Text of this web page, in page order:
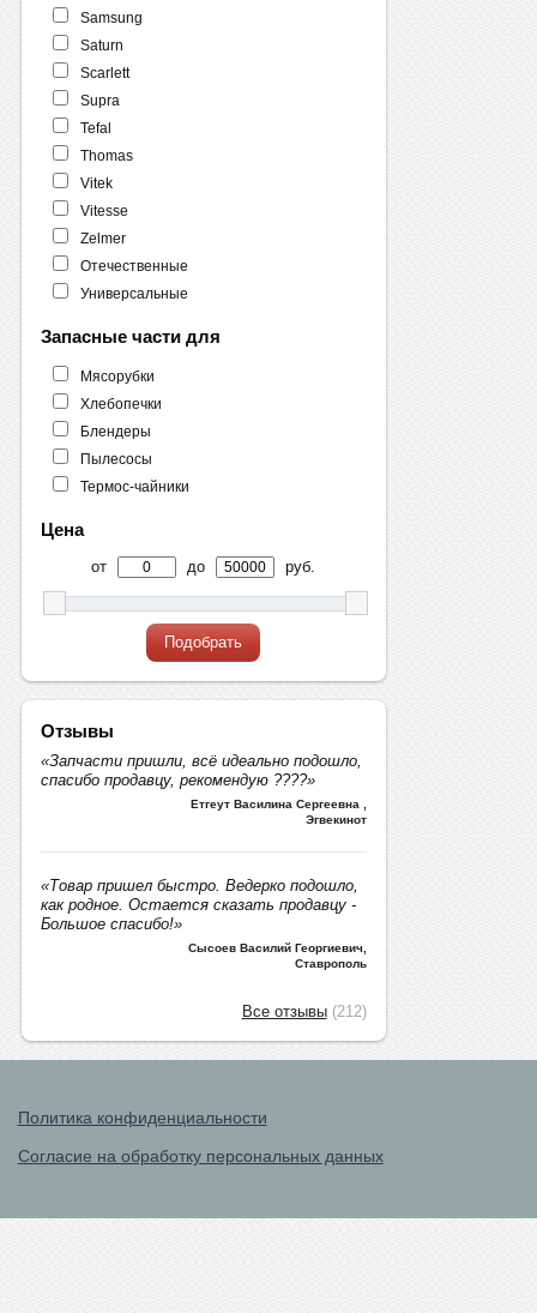
Samsung
Saturn
Scarlett
Supra
Tefal
Thomas
Vitek
Vitesse
Zelmer
Отечественные
Универсальные
Запасные части для
Мясорубки
Хлебопечки
Блендеры
Пылесосы
Термос-чайники
Цена
от до руб.
Подобрать
Отзывы
«Запчасти пришли, всё идеально подошло,
спасибо продавцу, рекомендую ????»
Етгеут Василина Сергеевна
Эгвекинот
«Товар пришел быстро. Ведерко подошло,
как родное. Остается сказать продавцу -
Большое спасибо!»
Сысоев Василий Георгиевич,
Ставрополь
Все отзывы(212)
Политика конфиденциальности
Согласие на обработку персональных данных